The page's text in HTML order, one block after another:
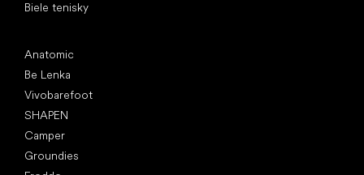
Biele tenisky
Anatomic
Be Lenka
Vivobarefoot
SHAPEN
Camper
Groundies